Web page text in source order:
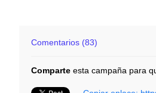
Comentarios (83)
Comparte esta campaña para